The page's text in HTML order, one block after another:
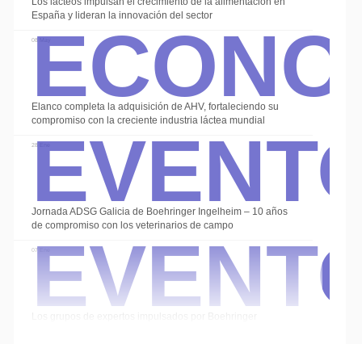
España y lideran la innovación del sector
08 May
Elanco completa la adquisición de AHV, fortaleciendo su
compromiso con la creciente industria láctea mundial
28 Ene
Jornada ADSG Galicia de Boehringer Ingelheim – 10 años
de compromiso con los veterinarios de campo
07 Ene